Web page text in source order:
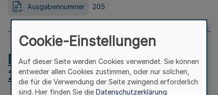
Ausgabennummer 205
MB.NRW 2026 Nr. 204 vom
24.07.2026
Cookie-Einstellungen
Auf dieser Seite werden Cookies verwendet. Sie können
entweder allen Cookies zustimmen, oder nur solchen,
die für die Verwendung der Seite zwingend erforderlich
sind. Hier finden Sie die Datenschutzerklärung